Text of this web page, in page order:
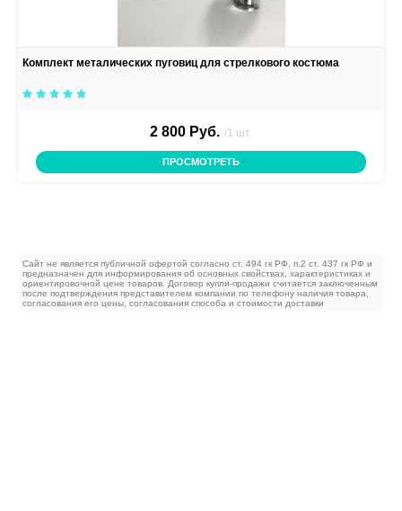
Комплект металических пуговиц для стрелкового костюма
2 800 Руб. /1 шт.
ПРОСМОТРЕТЬ
Сайт не является публичной офертой согласно ст. 494 гк РФ, п.2 ст. 437 гк РФ и
предназначен для информирования об основных свойствах, характеристиках и
ориентировочной цене товаров. Договор купли-продажи считается заключенным
после подтверждения представителем компании по телефону наличия товара,
согласования его цены, согласования способа и стоимости доставки